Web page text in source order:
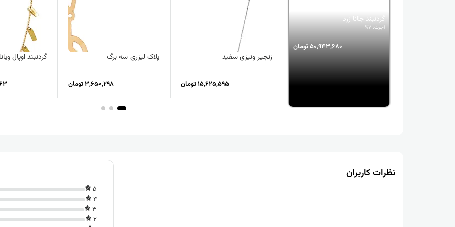
گردنبند جانا زرد
اجرت: 7%
50,943,680 تومان
زنجیر ونیزی سفید
15,625,595 تومان
پلاک لیزری سه برگ
3,650,298 تومان
گردنبند اوپال ویانا
نظرات کاربران
5
4
3
2